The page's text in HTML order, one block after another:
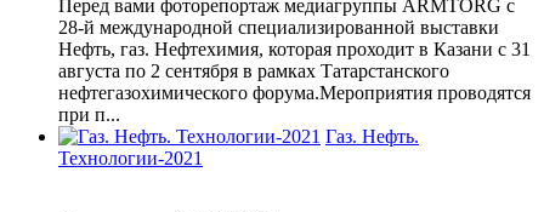
Перед вами фоторепортаж медиагруппы ARMTORG с
28-й международной специализированной выставки
Нефть, газ. Нефтехимия, которая проходит в Казани с 31
августа по 2 сентября в рамках Татарстанского
нефтегазохимического форума.Мероприятия проводятся
при п...
Газ. Нефть.
Технологии-2021